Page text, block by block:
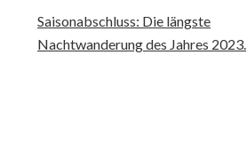
Saisonabschluss: Die längste
Nachtwanderung des Jahres 2023.